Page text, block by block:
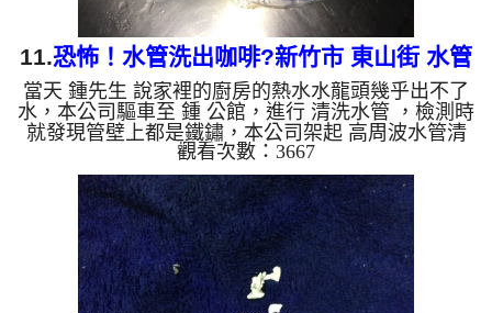
11.恐怖！水管洗出咖啡?新竹市 東山街 水管
清洗
當天 鍾先生 說家裡的廚房的熱水水龍頭幾乎出不了
水，本公司驅車至 鍾 公館，進行 清洗水管 ，檢測時
就發現管壁上都是鐵鏽，本公司架起 高周波水管清
洗機，注入 檸檬酸液 至水管裡面，等候約20分，開
啟 水管清洗機 ，開啟 週波脈衝 模式，要把水管內的
污垢及異物沖出來，一開始水管就噴出咖啡色的髒
水，水面上還有一層油，看得鍾先生倒退三步，清洗
約一小時後，鍾先生 很高興有熱水可以使用了!! 如是
自來水，如水管老化，會產生鐵鏽跟泥沙堆積，洗出
來的水就會是咖啡色，地下水含有氧化錳，管壁上會
結成黑色管垢...
觀看次數：3667